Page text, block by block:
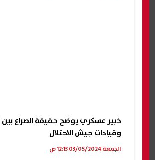
خبير عسكري يوضح حقيقة الصراع بين
وقيادات جيش الاحتلال
الجمعة 03/05/2024 12:13 ص